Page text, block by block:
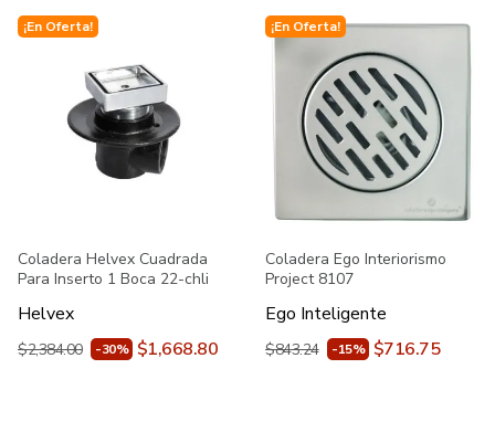
¡En Oferta!
Coladera Helvex Cuadrada
Para Inserto 1 Boca 22-chli
Helvex
$2,384.00 -30% $1,668.80
¡En Oferta!
Coladera Ego Interiorismo
Project 8107
Ego Inteligente
$843.24 -15% $716.75